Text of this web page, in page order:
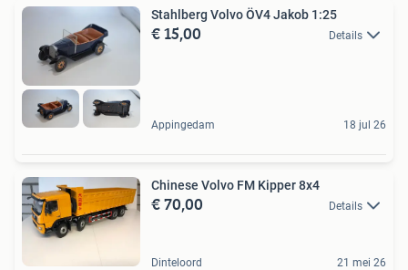
Stahlberg Volvo ÖV4 Jakob 1:25
€ 15,00 Details
Appingedam 18 jul 26
Chinese Volvo FM Kipper 8x4
€ 70,00 Details
Dinteloord 21 mei 26